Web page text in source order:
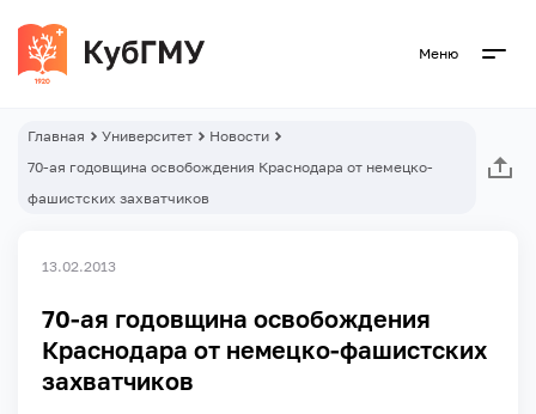
Меню
Главная Университет
Новости
70-ая годовщина освобождения Краснодара от немецко-
фашистских захватчиков
13.02.2013
70-ая годовщина освобождения
Краснодара от немецко-фашистских
захватчиков